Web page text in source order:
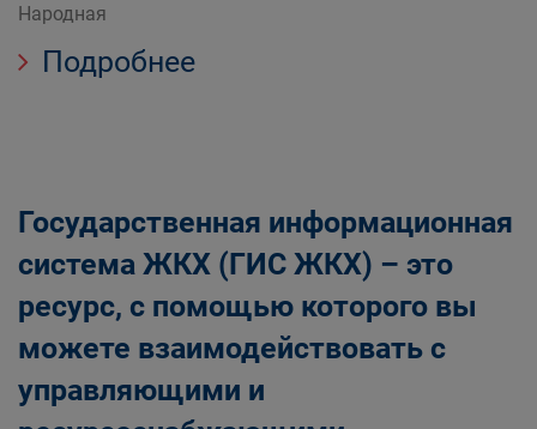
Народная
Подробнее
Государственная информационная
система ЖКХ (ГИС ЖКХ) – это
ресурс, с помощью которого вы
можете взаимодействовать с
управляющими и